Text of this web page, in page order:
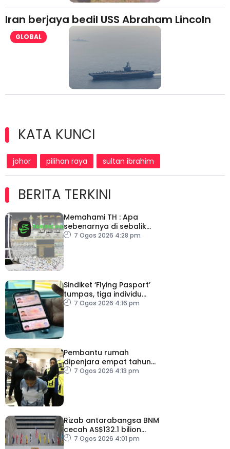
Iran berjaya bedil USS Abraham Lincoln
GLOBAL
KATA KUNCI
johor pilihan raya sultan ibrahim
BERITA TERKINI
Memahami TH : Apa
sebenarnya di sebalik
angka
7 Ogos 2026 4:28 pm
Sindiket ‘Flying Pasport’
tumpas, tiga individu
ditahan
7 Ogos 2026 4:16 pm
Pembantu rumah
dipenjara empat tahun
abai kanak-kanak hingga
7 Ogos 2026 4:13 pm
Rizab antarabangsa BNM
cecah AS$132.1 bilion
setakat Julai
7 Ogos 2026 4:01 pm